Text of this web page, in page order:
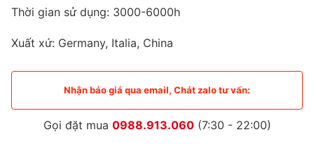
Thời gian sử dụng: 3000-6000h
Xuất xứ: Germany, Italia, China
Nhận báo giá qua email, Chát zalo tư vấn:
Gọi đặt mua 0988.913.060(7:30 - 22:00)